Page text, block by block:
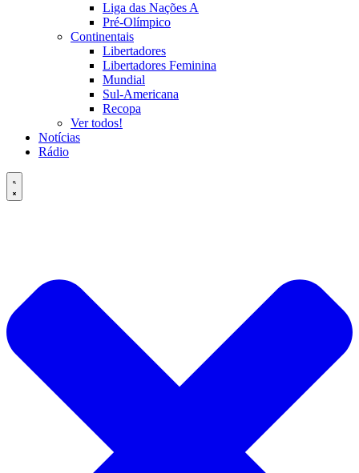
Liga das Nações A
Pré-Olímpico
Continentais
Libertadores
Libertadores Feminina
Mundial
Sul-Americana
Recopa
Ver todos!
Notícias
Rádio